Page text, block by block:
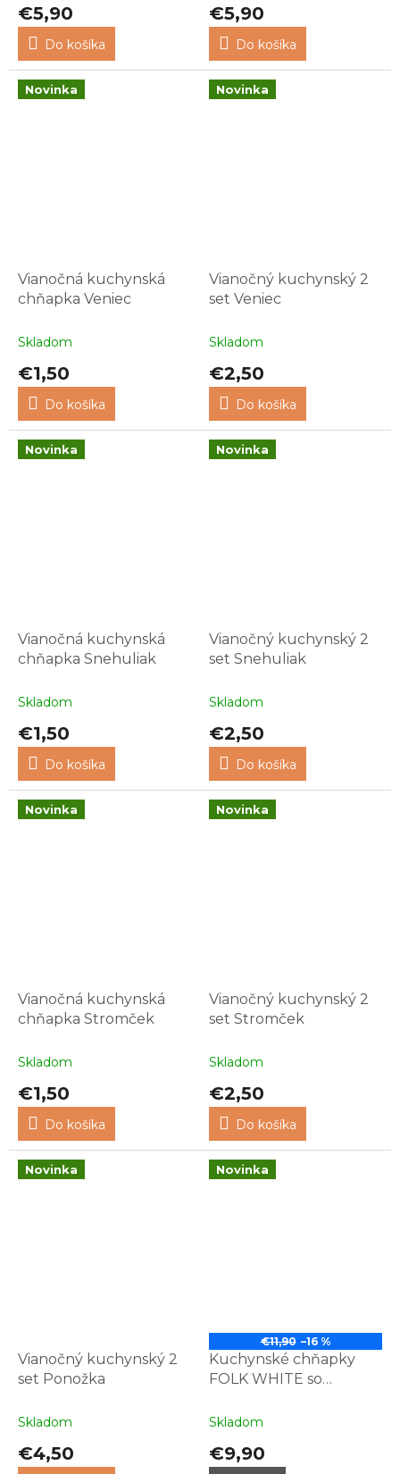
€5,90
Do košíka
€5,90
Do košíka
Novinka
Vianočná kuchynská
chňapka Veniec
Skladom
€1,50
Do košíka
Novinka
Vianočný kuchynský 2
set Veniec
Skladom
€2,50
Do košíka
Novinka
Vianočná kuchynská
chňapka Snehuliak
Skladom
€1,50
Do košíka
Novinka
Vianočný kuchynský 2
set Snehuliak
Skladom
€2,50
Do košíka
Novinka
Vianočná kuchynská
chňapka Stromček
Skladom
€1,50
Do košíka
Novinka
Vianočný kuchynský 2
set Stromček
Skladom
€2,50
Do košíka
Novinka
Vianočný kuchynský 2
set Ponožka
Skladom
€4,50
Novinka
€11,90 –16 %
Kuchynské chňapky
FOLK WHITE so
Skladom
€9,90